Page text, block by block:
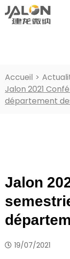
Accueil >
Jalon 2021
département
Jalon
19/07/2021